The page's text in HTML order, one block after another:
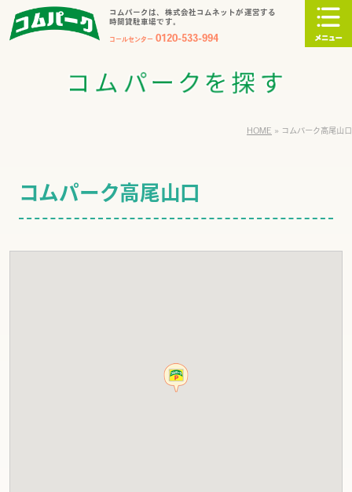
コムパークは、株式会社コムネットが運営する
時間貸駐車場です。
コールセンター 0120-533-994
HOME » コムパーク高尾山口
コムパーク高尾山口